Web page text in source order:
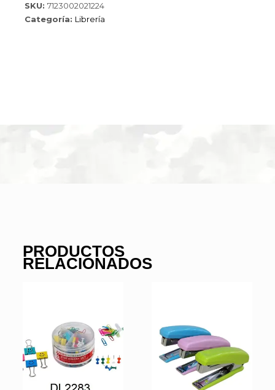
cantidad
SKU: 7123002021224
Categoría: Librería
PRODUCTOS
RELACIONADOS